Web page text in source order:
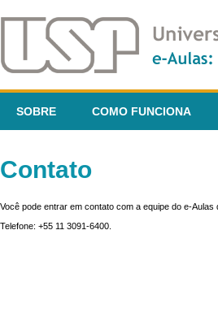
SOBRE COMO FUNCIONA
Contato
Você pode entrar em contato com a equipe do e-
Telefone: +55 11 3091-6400.